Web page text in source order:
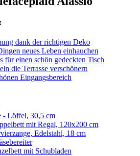
dank der richtigen Deko
neues Leben einhauchen
für einen schön gedeckten Tisch
die Terrasse verschönern
Eingangsbereich
- Löffel, 30,5 cm
mit Regal, 120x200 cm
Edelstahl, 18 cm
mit Schubladen